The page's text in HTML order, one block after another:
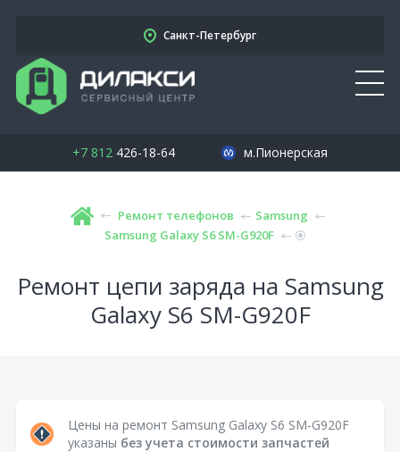
Санкт-Петербург
+7 812426-18-64 м.Пионерская
Ремонт телефонов
Samsung
Samsung Galaxy S6 SM-G920F
Ремонт цепи заряда на Samsung
Galaxy S6 SM-G920F
Цены на ремонт Samsung Galaxy S6 SM-G920F
указаны без учета стоимости запчастей